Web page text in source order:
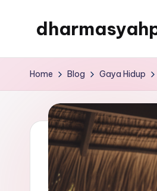
Home Blog Gaya Hidup